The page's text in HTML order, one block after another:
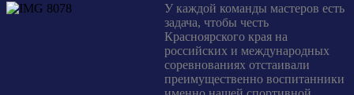
У каждой команды мастеров есть
задача, чтобы честь
Красноярского края на
российских и международных
соревнованиях отстаивали
преимущественно воспитанники